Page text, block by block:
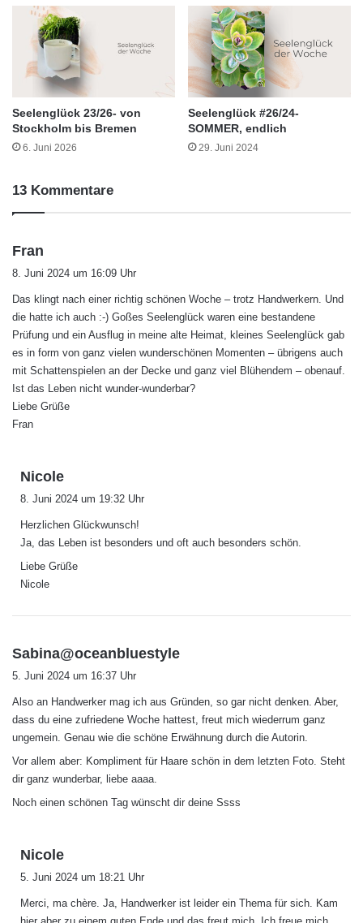
Seelenglück 23/26- von
Stockholm bis Bremen
6. Juni 2026
Seelenglück #26/24-
SOMMER, endlich
29. Juni 2024
13 Kommentare
Fran
a
t
:
8. Juni 2024 um 16:09 Uhr
Das klingt nach einer richtig schönen Woche – trotz Handwerkern. Und
die hatte ich auch :-) Goßes Seelenglück waren eine bestandene
Prüfung und ein Ausflug in meine alte Heimat, kleines Seelenglück gab
es in form von ganz vielen wunderschönen Momenten – übrigens auch
mit Schattenspielen an der Decke und ganz viel Blühendem – obenauf.
Ist das Leben nicht wunder-wunderbar?
Liebe Grüße
Fran
Nicole
a
t
:
8. Juni 2024 um 19:32 Uhr
Herzlichen Glückwunsch!
Ja, das Leben ist besonders und oft auch besonders schön.
Liebe Grüße
Nicole
Sabina@oceanbluestyle
t
:
5. Juni 2024 um 16:37 Uhr
Also an Handwerker mag ich aus Gründen, so gar nicht denken. Aber,
dass du eine zufriedene Woche hattest, freut mich wiederrum ganz
ungemein. Genau wie die schöne Erwähnung durch die Autorin.
Vor allem aber: Kompliment für Haare schön in dem letzten Foto. Steht
dir ganz wunderbar, liebe aaaa.
Noch einen schönen Tag wünscht dir deine Ssss
Nicole
a
t
5. Juni 2024 um 18:21 Uhr
Merci, ma chère. Ja, Handwerker ist leider ein Thema für sich. Kam